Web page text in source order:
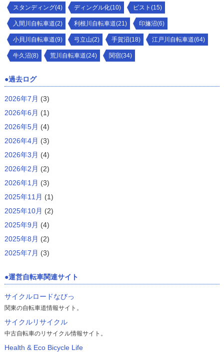
スタンディング(4) ディングル化(10) ピスト(15)
入間川自転車道(2) 利根川自転車道(21) 印旛沼(6)
小貝川自転車道(9) 弓立山(2) 手賀沼(18) 江戸川自転車道(64)
牛久沼(8) 荒川自転車道(24) 関宿(34)
過去ログ
2026年7月 (3)
2026年6月 (1)
2026年5月 (4)
2026年4月 (3)
2026年3月 (4)
2026年2月 (2)
2026年1月 (3)
2025年11月 (1)
2025年10月 (2)
2025年9月 (4)
2025年8月 (2)
2025年7月 (3)
運営自転車関連サイト
サイクルロードなびっ
関東の自転車道情報サイト。
サイクルリサイクル
中古自転車のリサイクル情報サイト。
Health & Eco Bicycle Life